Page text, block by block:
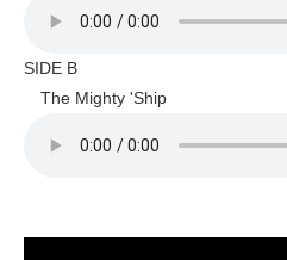
SIDE B
The Mighty 'Ship